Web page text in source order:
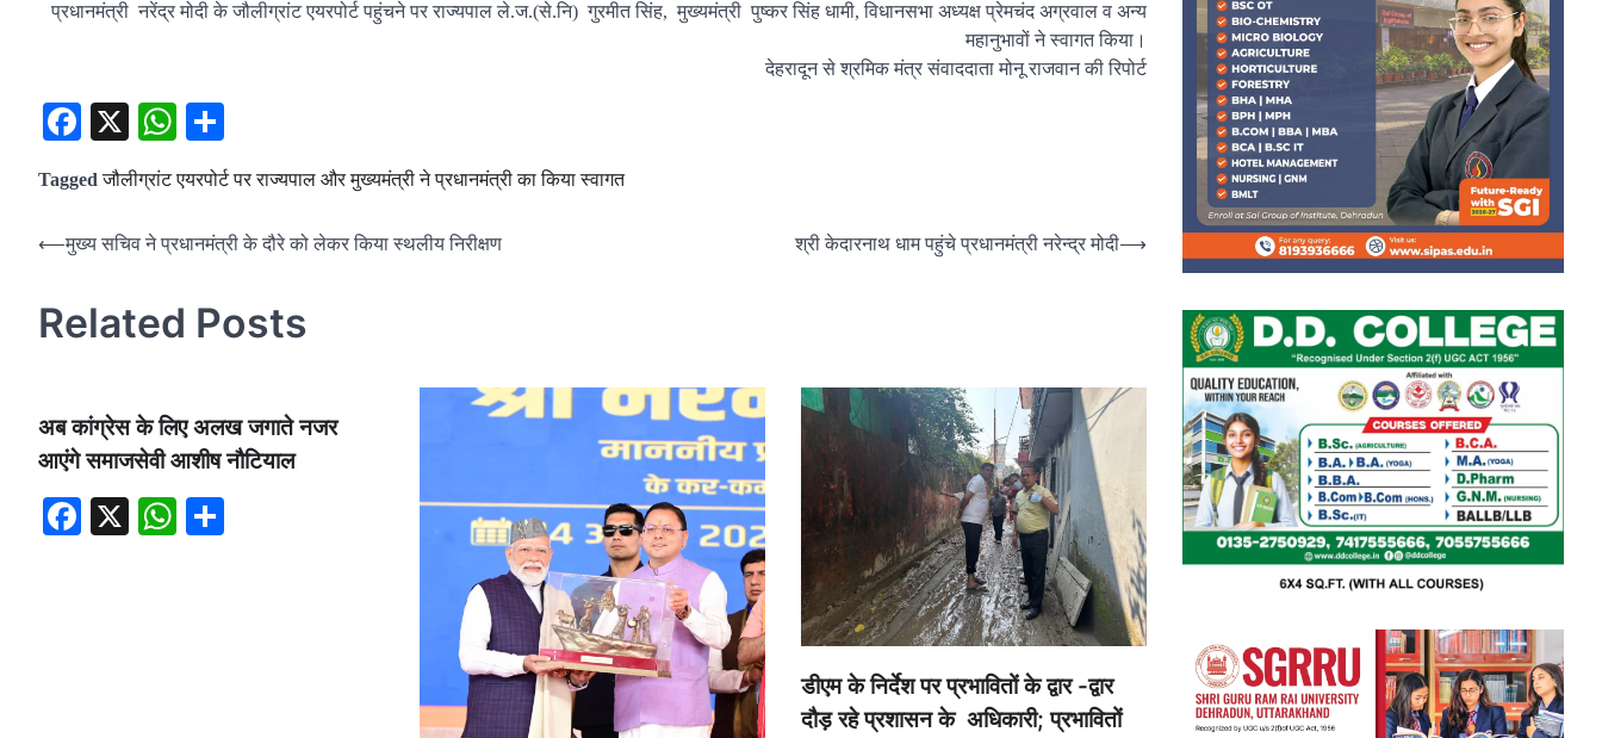
प्रधानमंत्री नरेंद्र मोदी के जौलीग्रांट एयरपोर्ट पहुंचने पर राज्यपाल ले.ज.(से.नि) गुरमीत सिंह, मुख्यमंत्री पुष्कर सिंह धामी, विधानसभा अध्यक्ष प्रेमचंद अग्रवाल व अन्य
महानुभावों ने स्वागत किया।
देहरादून से श्रमिक मंत्र संवाददाता मोनू राजवान की रिपोर्ट
Facebook
X WhatsApp
Taggedजौलीग्रांट एयरपोर्ट पर राज्यपाल और मुख्यमंत्री ने प्रधानमंत्री का किया स्वागत
Post
⟵मुख्य सचिव ने प्रधानमंत्री के दौरे को लेकर किया स्थलीय निरीक्षण श्री केदारनाथ धाम पहुंचे प्रधानमंत्री नरेन्द्र मोदी⟶
Related Posts
अब कांग्रेस के लिए अलख जगाते नजर
आएंगे समाजसेवी आशीष नौटियाल
Facebook
X WhatsApp
डीएम के निर्देश पर प्रभावितों के द्वार -द्वार
दौड़ रहे प्रशासन के अधिकारी; प्रभावितों